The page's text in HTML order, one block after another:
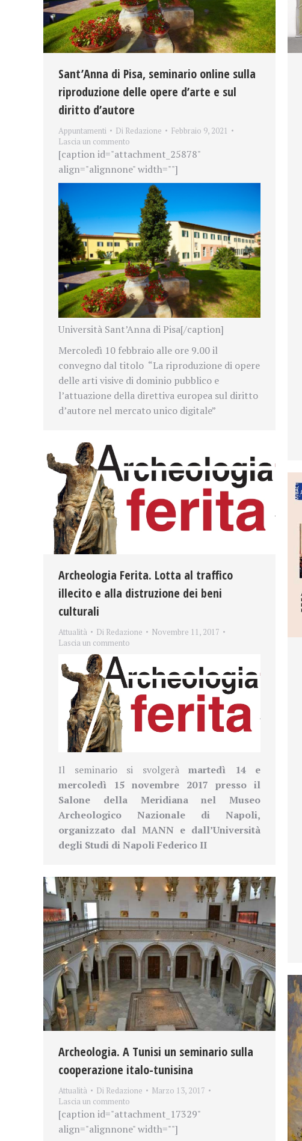
Sant’Anna di Pisa, seminario online sulla
riproduzione delle opere d’arte e sul
diritto d’autore
Appuntamenti Di Redazione
Febbraio 9, 2021
Lascia un commento
[caption id="attachment_25878"
align="alignnone" width=""]
Università Sant’Anna di Pisa[/caption]
Mercoledì 10 febbraio alle ore 9.00 il
convegno dal titolo “La riproduzione di opere
delle arti visive di dominio pubblico e
l’attuazione della direttiva europea sul diritto
d’autore nel mercato unico digitale”
Archeologia Ferita. Lotta al traffico
illecito e alla distruzione dei beni
culturali
Attualità Di Redazione
Novembre 11, 2017
Lascia un commento
Il seminario si svolgerà martedì 14 e
mercoledì 15 novembre 2017 presso il
Salone della Meridiana nel Museo
Archeologico Nazionale di Napoli,
organizzato dal MANN e dall’Università
degli Studi di Napoli Federico II
Archeologia. A Tunisi un seminario sulla
cooperazione italo-tunisina
Attualità Di Redazione
Marzo 13, 2017
Lascia un commento
[caption id="attachment_17329"
align="alignnone" width=""]